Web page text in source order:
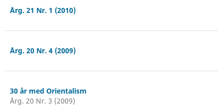
Årg. 21 Nr. 1 (2010)
Årg. 20 Nr. 4 (2009)
30 år med Orientalism
Årg. 20 Nr. 3 (2009)